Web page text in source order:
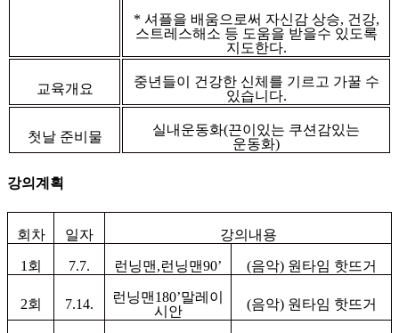
* 셔플을 배움으로써 자신감 상승, 건강,
스트레스해소 등 도움을 받을수 있도록
지도한다.
교육개요
중년들이 건강한 신체를 기르고 가꿀 수
있습니다.
첫날 준비물 실내운동화(끈이있는 쿠션감있는
운동화)
강의계획
회차 일자 강의내용
1 회 7.7. 런닝맨 ,런닝맨90’ (음악) 원타임 핫뜨거
2회 7.14. 런닝맨 180’말레이
시안
(음악) 원타임 핫뜨거